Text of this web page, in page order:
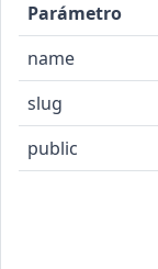
Parámetro
name
slug
public